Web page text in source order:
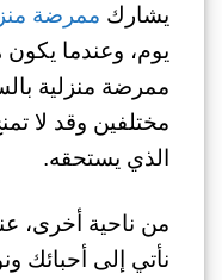
يشارك ممرضة
يوم، وعندما
ممرضة منزلية
مختلفين وقد لا
الذي يستحقه.
من ناحية أخرى،
نأتي إلى أحبائك